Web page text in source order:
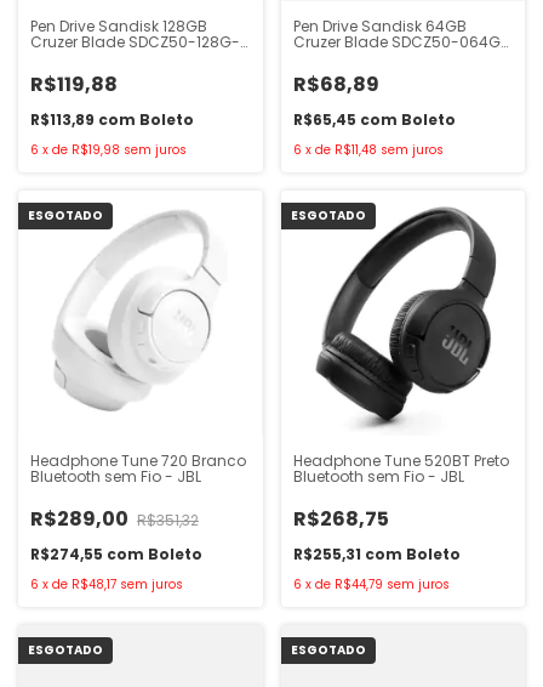
Pen Drive Sandisk 128GB
Cruzer Blade SDCZ50-128G-
R$119,88
R$113,89 com Boleto
6 x de R$19,98 sem juros
Pen Drive Sandisk 64GB
Cruzer Blade SDCZ50-064G-
R$68,89
R$65,45 com Boleto
6 x de R$11,48 sem juros
ESGOTADO
Headphone Tune 720 Branco
Bluetooth sem Fio - JBL
R$289,00 R$351,32
R$274,55 com Boleto
6 x de R$48,17 sem juros
ESGOTADO
Headphone Tune 520BT Preto
Bluetooth sem Fio - JBL
R$268,75
R$255,31 com Boleto
6 x de R$44,79 sem juros
ESGOTADO ESGOTADO